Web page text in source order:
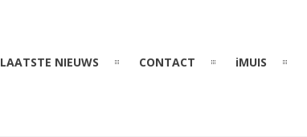
LAATSTE NIEUWS CONTACT iMUIS